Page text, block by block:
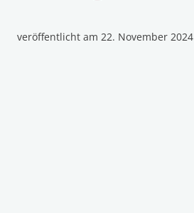
veröffentlicht am 22. November 2024